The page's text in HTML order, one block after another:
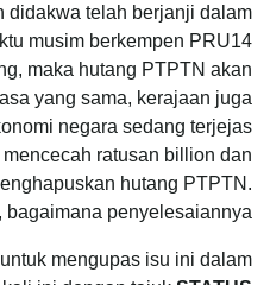
didakwa telah berjanji dalam
musim berkempen PRU14
maka hutang PTPTN akan
yang sama, kerajaan juga
negara sedang terjejas
ratusan billion dan
hutang PTPTN.
bagaimana penyelesaiannya?
mengupas isu ini dalam